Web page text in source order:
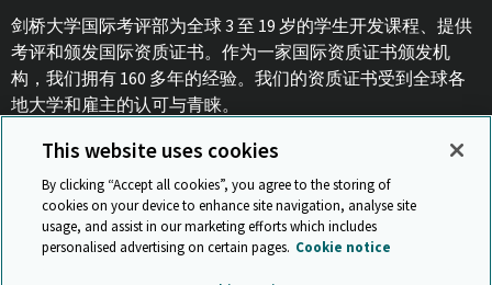
剑桥大学国际考评部为全球 3 至 19 岁的学生开发课程、提供
考评和颁发国际资质证书。作为一家国际资质证书颁发机
构，我们拥有 160 多年的经验。我们的资质证书受到全球各
地大学和雇主的认可与青睐。
沪ICP备15055955号-1
This website uses cookies
By clicking “Accept all cookies”, you agree to the storing of
cookies on your device to enhance site navigation, analyse site
usage, and assist in our marketing efforts which includes
personalised advertising on certain pages. Cookie notice